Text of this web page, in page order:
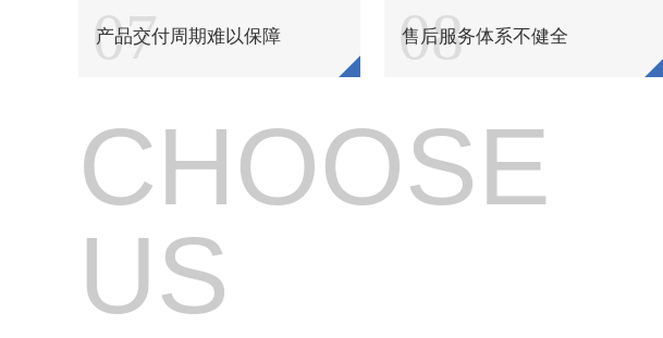
纺织品锦纶阻燃剂
纺织品抗热黄变剂
纺织品强力保护剂
纺织品高效起毛剂
纺织品起毛剂
纺织品亲水起毛剂
07
产品交付周期难以保障 08
售后服务体系不健全
CHOOSE
US